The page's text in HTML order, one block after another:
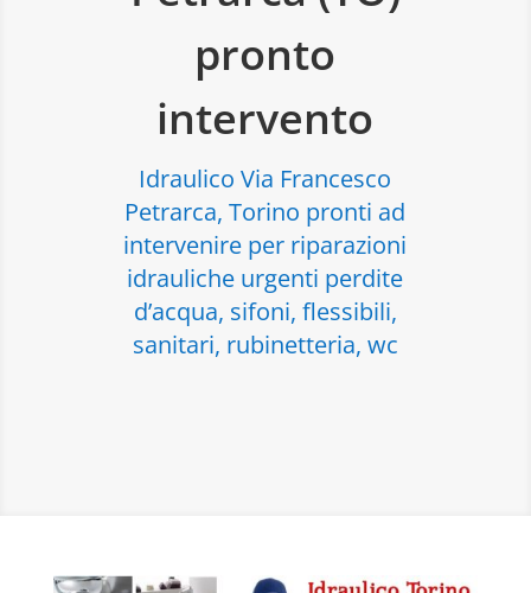
pronto
intervento
Idraulico Via Francesco
Petrarca, Torino pronti ad
intervenire per riparazioni
idrauliche urgenti perdite
d’acqua, sifoni, flessibili,
sanitari, rubinetteria, wc